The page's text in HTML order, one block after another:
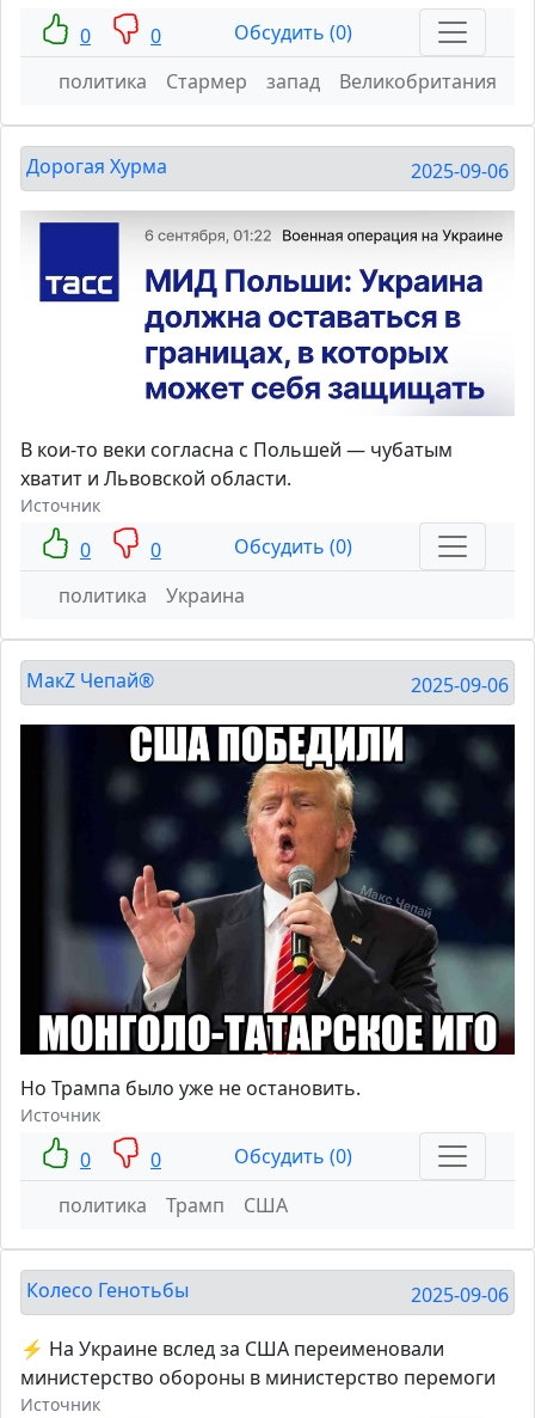
0 0
Обсудить (0)
политика
Стармер запад Великобритания
Дорогая Хурма 2025-09-06
В кои-то веки согласна с Польшей — чубатым
хватит и Львовской области.
Источник
0 0
Обсудить (0)
политика
Украина
МакZ Чепай® 2025-09-06
Но Трампа было уже не остановить.
Источник
0 0
Обсудить (0)
политика
Трамп США
Колесо Генотьбы 2025-09-06
⚡️ На Украине вслед за США переименовали
министерство обороны в министерство перемоги
Источник